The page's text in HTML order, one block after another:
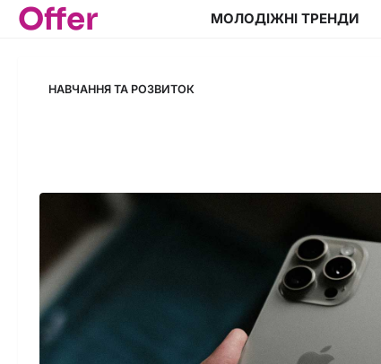
Перейти
Offer МОЛОДІЖНІ ТРЕНДИ
НАВЧАННЯ ТА РОЗВИТОК